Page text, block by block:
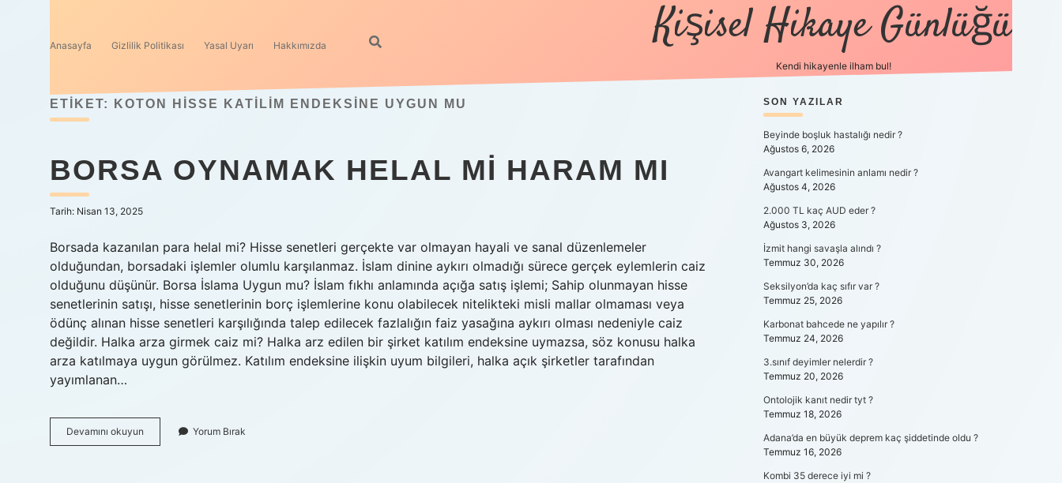
Anasayfa Gizlilik Politikası Yasal Uyarı Hakkımızda Kişisel Hikaye Günlüğü
Kendi hikayenle ilham bul!
ETIKET: KOTON HISSE KATILIM ENDEKSINE UYGUN MU
BORSA OYNAMAK HELAL MI HARAM MI
Tarih: Nisan 13, 2025
Borsada kazanılan para helal mi? Hisse senetleri gerçekte var olmayan hayali ve sanal düzenlemeler
olduğundan, borsadaki işlemler olumlu karşılanmaz. İslam dinine aykırı olmadığı sürece gerçek eylemlerin caiz
olduğunu düşünür. Borsa İslama Uygun mu? İslam fıkhı anlamında açığa satış işlemi; Sahip olunmayan hisse
senetlerinin satışı, hisse senetlerinin borç işlemlerine konu olabilecek nitelikteki misli mallar olmaması veya
ödünç alınan hisse senetleri karşılığında talep edilecek fazlalığın faiz yasağına aykırı olması nedeniyle caiz
değildir. Halka arza girmek caiz mi? Halka arz edilen bir şirket katılım endeksine uymazsa, söz konusu halka
arza katılmaya uygun görülmez. Katılım endeksine ilişkin uyum bilgileri, halka açık şirketler tarafından
yayımlanan…
Devamını okuyun
Oynamak
Yorum Bırak
SIDEBAR
SON YAZILAR
Beyinde boşluk hastalığı nedir ?
Ağustos 6, 2026
Avangart kelimesinin anlamı nedir ?
Ağustos 4, 2026
2.000 TL kaç AUD eder ?
Ağustos 3, 2026
İzmit hangi savaşla alındı ?
Temmuz 30, 2026
Seksilyon’da kaç sıfır var ?
Temmuz 25, 2026
Karbonat bahcede ne yapılır ?
Temmuz 24, 2026
3.sınıf deyimler nelerdir ?
Temmuz 20, 2026
Ontolojik kanıt nedir tyt ?
Temmuz 18, 2026
Adana’da en büyük deprem kaç şiddetinde oldu ?
Temmuz 16, 2026
Kombi 35 derece iyi mi ?